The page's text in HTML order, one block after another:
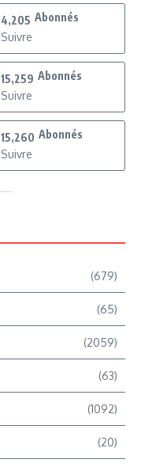
4,205 Abonnés
Suivre
15,259 Abonnés
Suivre
15,260 Abonnés
Suivre
(679)
(65)
(2059)
(63)
(1092)
(20)